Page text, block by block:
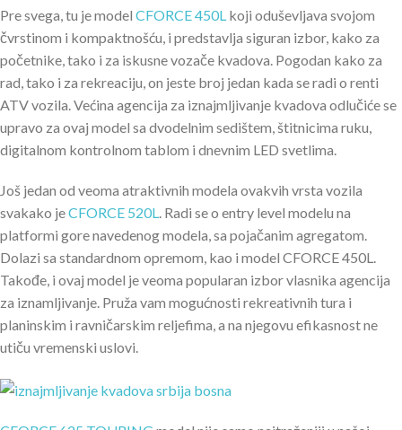
Pre svega, tu je model CFORCE 450L koji oduševljava svojom
čvrstinom i kompaktnošću, i predstavlja siguran izbor, kako za
početnike, tako i za iskusne vozače kvadova. Pogodan kako za
rad, tako i za rekreaciju, on jeste broj jedan kada se radi o renti
ATV vozila. Većina agencija za iznajmljivanje kvadova odlučiće se
upravo za ovaj model sa dvodelnim sedištem, štitnicima ruku,
digitalnom kontrolnom tablom i dnevnim LED svetlima.
Još jedan od veoma atraktivnih modela ovakvih vrsta vozila
svakako jeCFORCE 520L. Radi se o entry level modelu na
platformi gore navedenog modela, sa pojačanim agregatom.
Dolazi sa standardnom opremom, kao i model CFORCE 450L.
Takođe, i ovaj model je veoma popularan izbor vlasnika agencija
za iznamljivanje. Pruža vam mogućnosti rekreativnih tura i
planinskim i ravničarskim reljefima, a na njegovu efikasnost ne
utiču vremenski uslovi.